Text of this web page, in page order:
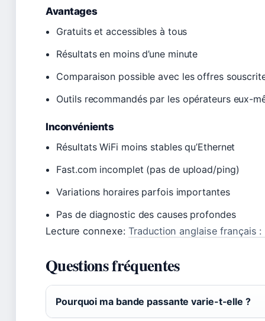
Avantages
Gratuits et accessibles à tous
Résultats en moins d’une minute
Comparaison possible avec les offres
Outils recommandés par les opérateurs eux-
Inconvénients
Résultats WiFi moins stables qu’Ethernet
Fast.com incomplet (pas de upload/ping)
Variations horaires parfois importantes
Pas de diagnostic des causes profondes
Lecture connexe:Traduction anglaise français
Questions fréquentes
Pourquoi ma bande passante varie-t-elle ?